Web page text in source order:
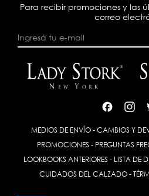
Para recibir promociones y las
correo
MEDIOS DE ENVÍO - CAMBIOS Y
PROMOCIONES- PREGUNTAS
LOOKBOOKS ANTERIORES- LISTA DE
CUIDADOS DEL CALZADO-